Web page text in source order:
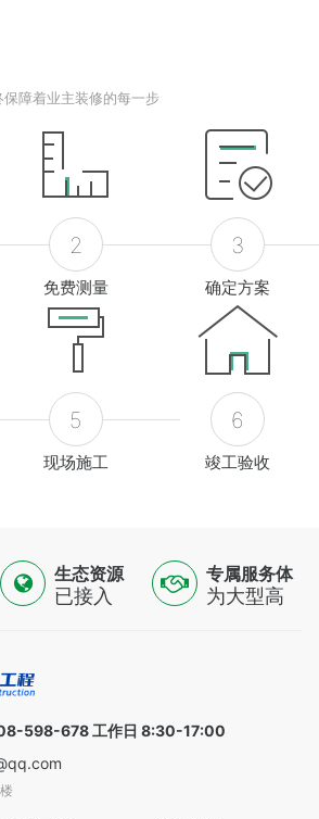
温天气下，地基产生的蒸汽可快
聚集形成蒸汽压力，从而从根源
现象的发生，
保障着业主装修的每一步
2
免费测量
3
确定方案
5
现场施工
6
竣工验收
生态资源
已接入
专属服务体
验
为大型高
598-678 工作日 8:30-17:00